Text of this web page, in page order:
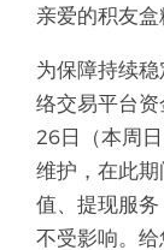
亲爱的积友盒
为保障持续
络交易平台
26日（本周
维护，在此
值、提现服
不受影响。